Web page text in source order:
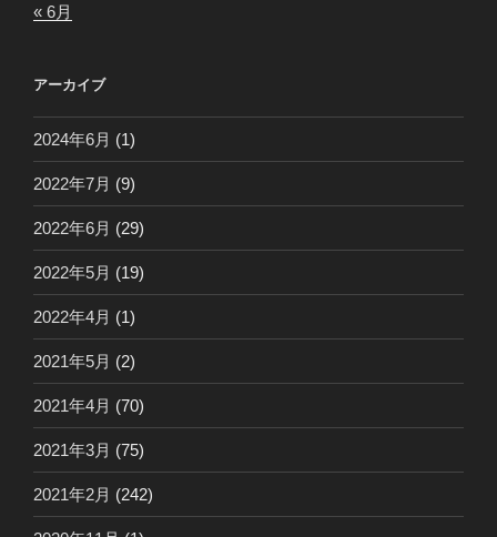
« 6月
アーカイブ
2024年6月 (1)
2022年7月 (9)
2022年6月 (29)
2022年5月 (19)
2022年4月 (1)
2021年5月 (2)
2021年4月 (70)
2021年3月 (75)
2021年2月 (242)